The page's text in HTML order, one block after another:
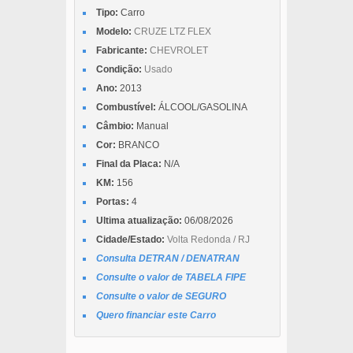
Tipo: Carro
Modelo: CRUZE LTZ FLEX
Fabricante: CHEVROLET
Condição: Usado
Ano: 2013
Combustível: ÁLCOOL/GASOLINA
Câmbio: Manual
Cor: BRANCO
Final da Placa: N/A
KM: 156
Portas: 4
Ultima atualização: 06/08/2026
Cidade/Estado: Volta Redonda / RJ
Consulta DETRAN / DENATRAN
Consulte o valor de TABELA FIPE
Consulte o valor de SEGURO
Quero financiar este Carro